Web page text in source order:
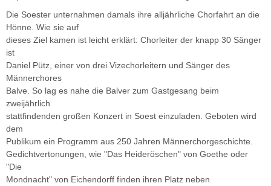
Die Soester unternahmen damals ihre alljährliche Chorfahrt an die
Hönne. Wie sie auf
dieses Ziel kamen ist leicht erklärt: Chorleiter der knapp 30 Sänger
ist
Daniel Pütz, einer von drei Vizechorleitern und Sänger des
Männerchores
Balve. So lag es nahe die Balver zum Gastgesang beim
zweijährlich
stattfindenden großen Konzert in Soest einzuladen. Geboten wird
dem
Publikum ein Programm aus 250 Jahren Männerchorgeschichte.
Gedichtvertonungen, wie "Das Heideröschen" von Goethe oder
"Die
Mondnacht" von Eichendorff finden ihren Platz neben